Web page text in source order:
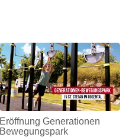
Eröffnung Generationen
Bewegungspark